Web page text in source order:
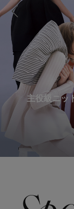
ランキング
ブランド
最旬！トレンド
【雨の日】
【Tシャツ
【ワンピー
アイテム一覧
SALE
メールマガジ
最新トレン
いち早くお
ご登録はこち
SUPPORT
エル・ショッ
主役級ニッ